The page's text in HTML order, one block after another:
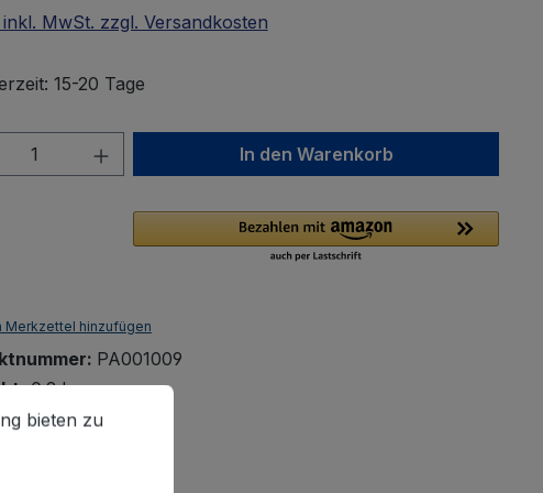
inkl. MwSt. zzgl. Versandkosten
15-20 Tage
Anzahl: Gib den gewünschten Wert
In den Warenkorb
Merkzettel hinzufügen
PA001009
0.2 kgzu können.
Mehr Informationen ...
bieten zu